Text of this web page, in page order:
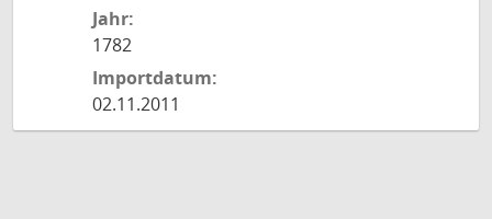
Jahr:
1782
Importdatum:
02.11.2011